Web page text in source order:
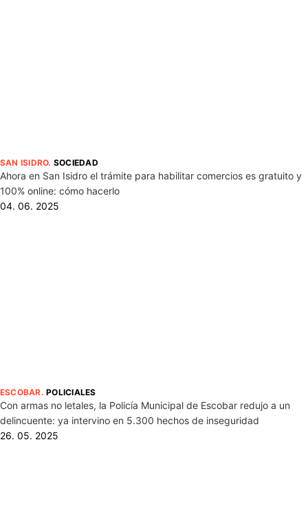
SAN ISIDRO. SOCIEDAD
Ahora en San Isidro el trámite para habilitar comercios es gratuito y
100% online: cómo hacerlo
04. 06. 2025
ESCOBAR.POLICIALES
Con armas no letales, la Policía Municipal de Escobar redujo a un
delincuente: ya intervino en 5.300 hechos de inseguridad
26. 05. 2025